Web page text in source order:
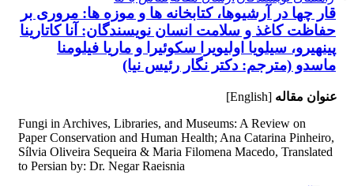
قار چها در آرشیوها، کتابخانه ها و موزه ها: مروری بر
حفاظت کاغذ و سلامت انسان نویسندگان: آنا کاتارینا
پینهیرو، سیلویا اولیویرا سکوئیرا و ماریا فیلومنا
ماسدو (مترجم: دکتر نگار رئیس نیا)
عنوان مقاله [English]
Fungi in Archives, Libraries, and Museums: A Review on
Paper Conservation and Human Health; Ana Catarina Pinheiro,
Sílvia Oliveira Sequeira & Maria Filomena Macedo, Translated
to Persian by: Dr. Negar Raeisnia